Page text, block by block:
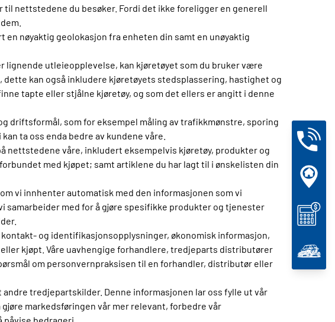
til nettstedene du besøker. Fordi det ikke foreligger en generell
nøyaktig geolokasjon fra enheten din samt en unøyaktig
lignende utleieopplevelse, kan kjøretøyet som du bruker være
kan også inkludere kjøretøyets stedsplassering, hastighet og
tapte eller stjålne kjøretøy, og som det ellers er angitt i denne
driftsformål, som for eksempel måling av trafikkmønstre, sporing
ta oss enda bedre av kundene våre.
nettstedene våre, inkludert eksempelvis kjøretøy, produkter og
med kjøpet; samt artiklene du har lagt til i ønskelisten din
vi innhenter automatisk med den informasjonen som vi
med for å gjøre spesifikke produkter og tjenester
og identifikasjonsopplysninger, økonomisk informasjon,
kjøpt. Våre uavhengige forhandlere, tredjeparts distributører
om personvernpraksisen til en forhandler, distributør eller
tredjepartskilder. Denne informasjonen lar oss fylle ut vår
markedsføringen vår mer relevant, forbedre vår